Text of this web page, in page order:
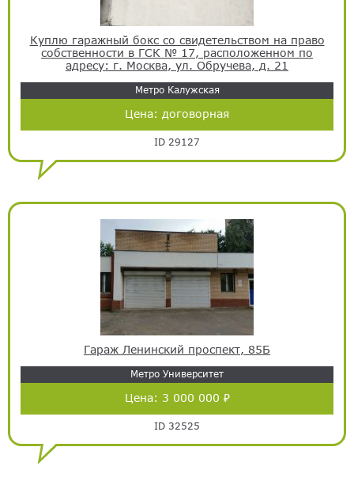
Куплю гаражный бокс со свидетельством на право
собственности в ГСК № 17, расположенном по
адресу: г. Москва, ул. Обручева, д. 21
Метро Калужская
Цена: договорная
ID 29127
Гараж Ленинский проспект, 85Б
Метро Университет
Цена: 3 000 000 ₽
ID 32525